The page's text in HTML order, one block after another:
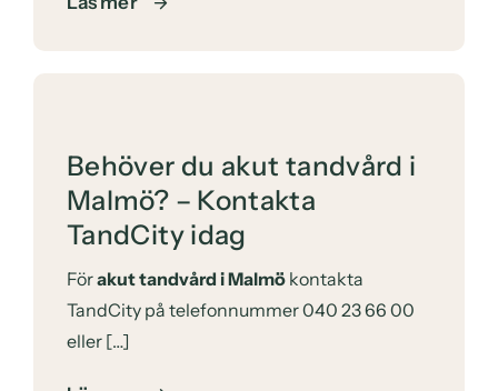
Behöver du akut tandvård i
Malmö? – Kontakta
TandCity idag
Förakut tandvård i Malmökontakta
TandCity på telefonnummer040 23 66 00
eller […]